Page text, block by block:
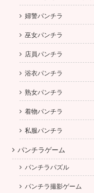
婦警パンチラ
巫女パンチラ
店員パンチラ
浴衣パンチラ
熟女パンチラ
着物パンチラ
私服パンチラ
パンチラゲーム
パンチラパズル
パンチラ撮影ゲーム